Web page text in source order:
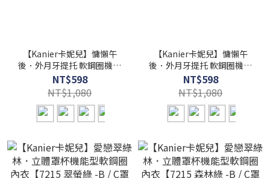
【Kanier卡妮兒】慵懶午
後．外月牙提托 軟鋼圈機能
型內衣【3202 檸綠 -B / C罩
杯】
NT$598
NT$1,080
【Kanier卡妮兒】慵懶午
後．外月牙提托 軟鋼圈機能
型內衣【3202 戀粉 -B / C罩
杯】
NT$598
NT$1,080